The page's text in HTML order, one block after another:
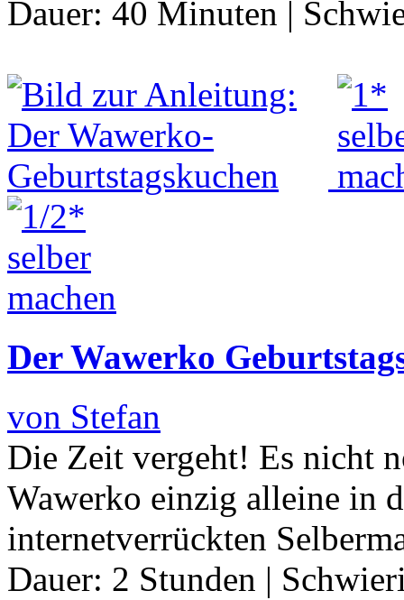
Dauer: 40 Minuten |
Der Wawerko
von Stefan
Die Zeit vergeht! Es nicht
Wawerko einzig alleine in
internetverrückten
Dauer: 2 Stunden |